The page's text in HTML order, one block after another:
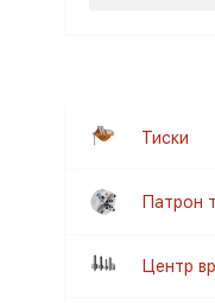
Тиски
Патрон
Центр